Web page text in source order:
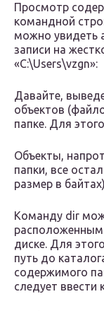
Просмотр
командной
можно увидеть
записи на
«C:\Users\vzgn»:
Давайте,
объектов
папке. Для
Объекты,
папки, все
размер в
Команду dir
диске. Для
путь до
содержимого
следует ввести